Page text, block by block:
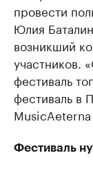
провести
Юлия
возникший
участников.
фестиваль
фестиваль в
MusicAeterna
Фестиваль